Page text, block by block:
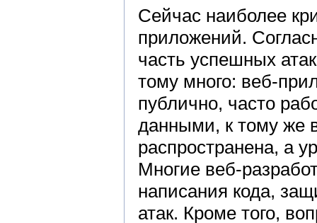
Сейчас наиболее
приложений.
часть успешных
тому много: веб-
публично, часто
данными, к тому же
распространена, а
Многие веб-
написания кода,
атак. Кроме того,